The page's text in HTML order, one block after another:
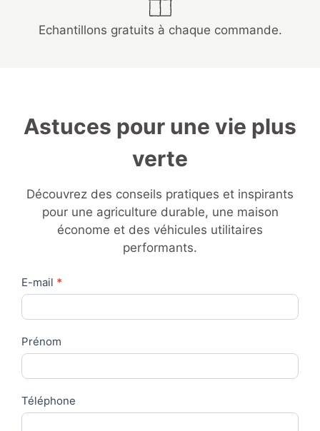
Echantillons gratuits à chaque commande.
Astuces pour une vie plus
verte
Découvrez des conseils pratiques et inspirants
pour une agriculture durable, une maison
économe et des véhicules utilitaires
performants.
Contact
Us
E-mail *
Prénom
Téléphone